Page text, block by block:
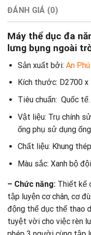
ĐÁNH GIÁ (0)
Máy thể dục đa
lưng bụng ngoài
Sản xuất bởi: An
Kích thước: D2700 x
Tiêu chuẩn: Quốc tế.
Vật liệu: Trụ chính
ống phụ sử dụng
Chất liệu: Khung
Màu sắc: Xanh bộ
– Chức năng: Thiết kế
tập luyện cơ chân, cơ
động thể dục thể thao
tuyệt vời cho việc rèn